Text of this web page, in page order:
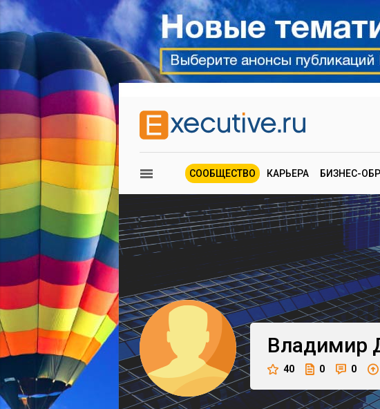
СООБЩЕСТВО КАРЬЕРА БИЗНЕС-
Владимир
40 0 0